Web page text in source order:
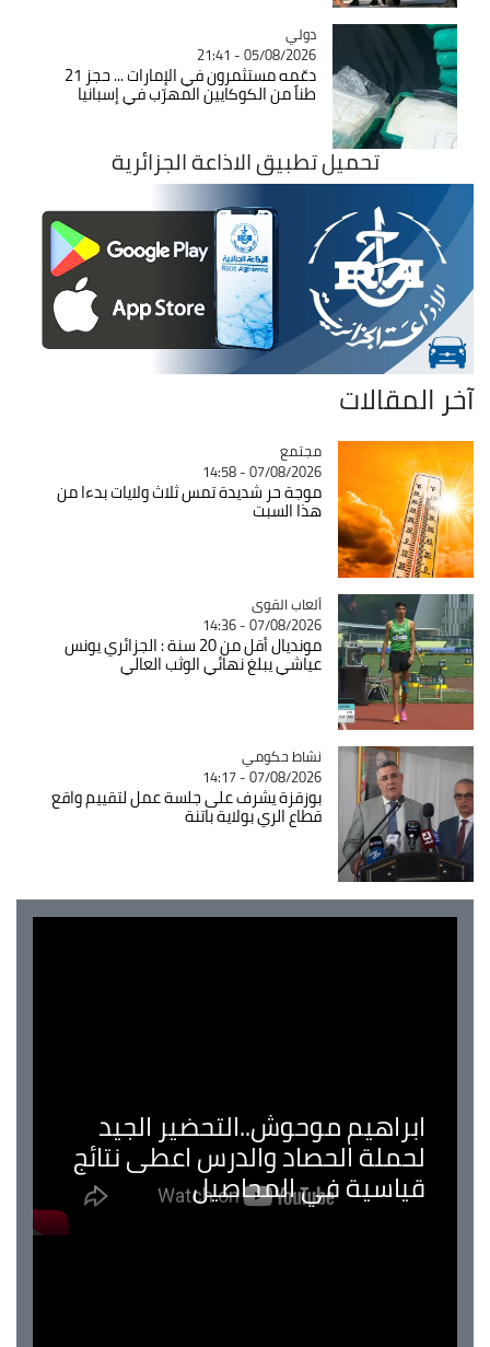
Catégorie
دولي
05/08/2026 - 21:41
دعّمه مستثمرون في الإمارات ... حجز 21
طناً من الكوكايين المهرّب في إسبانيا
تحميل تطبيق الاذاعة الجزائرية
آخر المقالات
Catégorie
مجتمع
07/08/2026 - 14:58
موجة حر شديدة تمس ثلاث ولايات بدءا من
هذا السبت
Catégorie
ألعاب القوى
07/08/2026 - 14:36
مونديال أقل من 20 سنة : الجزائري يونس
عياشي يبلغ نهائي الوثب العالي
Catégorie
نشاط حكومي
07/08/2026 - 14:17
بوزقزة يشرف على جلسة عمل لتقييم واقع
قطاع الري بولاية باتنة
ابراهيم موحوش..التحضير الجيد
لحملة الحصاد والدرس اعطى نتائج
قياسية في المحاصيل